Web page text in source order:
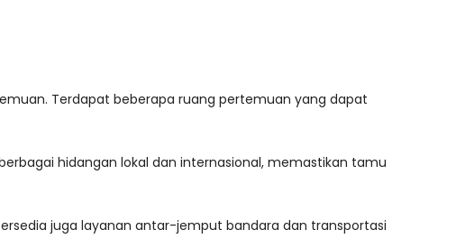
Terdapat beberapa ruang pertemuan yang dapat
hidangan lokal dan internasional, memastikan tamu
juga layanan antar-jemput bandara dan transportasi